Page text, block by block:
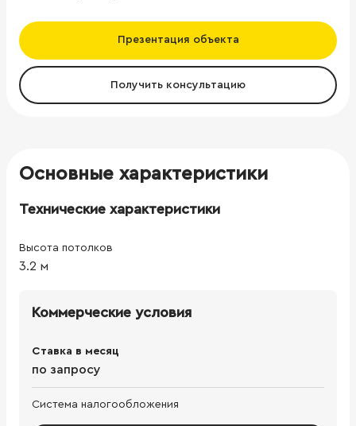
Презентация объекта
Получить консультацию
Основные характеристики
Технические характеристики
Высота потолков
3.2 м
Коммерческие условия
Ставка в месяц
по запросу
Система налогообложения